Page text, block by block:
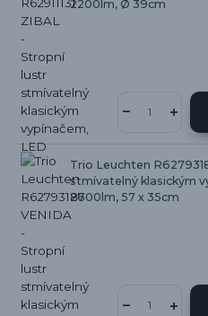
2200lm, Ø 39cm
Trio Leuchten
stmívatelný klasickým
2600lm, 57 x 35cm